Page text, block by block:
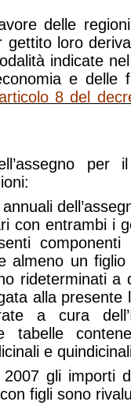
delle
loro
indicate
e delle
8 del
per
con entrambi i
componenti
almeno un
rideterminati a
alla
a cura
tabelle
e
gli importi
figli sono